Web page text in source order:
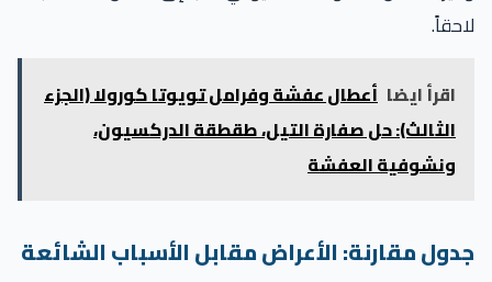
اقرأ ايضا أعطال عفشة وفرامل تويوتا كورولا (الجزء
الثالث): حل صفارة التيل، طقطقة الدركسيون،
ونشوفية العفشة
مقارنة: الأعراض مقابل الأسباب الشائعة